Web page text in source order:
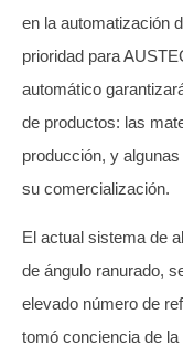
en la automatización
prioridad para
automático
de productos: las
producción, y
su comercialización.
El actual sistema de
de ángulo ranurado,
elevado número de
tomó conciencia de